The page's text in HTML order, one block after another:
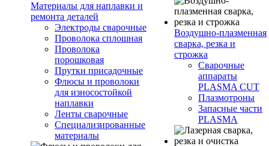
Материалы для наплавки и
ремонта деталей
Электроды сварочные
Проволока сплошная
Проволока
порошковая
Прутки присадочные
Флюсы и проволоки
для износостойкой
наплавки
Ленты сварочные
Специализированные
материалы
Воздушно-плазменная
сварка, резка и
строжка
Сварочные
аппараты
PLASMA CUT
Плазмотроны
Запасные части
PLASMA